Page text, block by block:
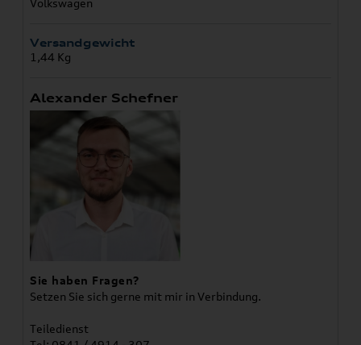
Volkswagen
Versandgewicht
1,44 Kg
Alexander Schefner
Sie haben Fragen?
Setzen Sie sich gerne mit mir in Verbindung.
Teiledienst